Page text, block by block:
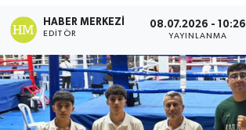
HABER MERKEZI
EDITÖR
08.07.2026 - 10:26
YAYINLANMA
EĞİTİM
SAĞLIK
MAGAZİN
Son Dakika Haberleri
Haber Arşivi